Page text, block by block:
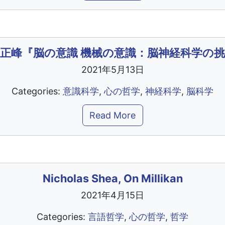
峰『脳の意識 機械の意識：脳神経科学の
2021年5月13日
Categories: 意識科学,心の哲学, 神経科学, 脳科学
Read More
Nicholas Shea, On Millikan
2021年4月15日
Categories: 言語哲学,心の哲学, 哲学